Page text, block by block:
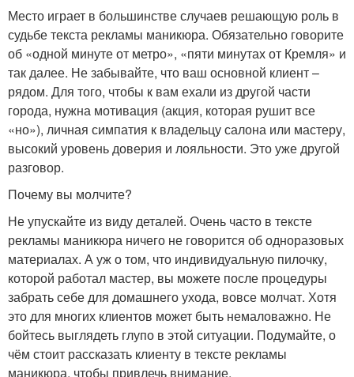
Место играет в большинстве случаев решающую роль в
судьбе текста рекламы маникюра. Обязательно говорите
об «одной минуте от метро», «пяти минутах от Кремля» и
так далее. Не забывайте, что ваш основной клиент –
рядом. Для того, чтобы к вам ехали из другой части
города, нужна мотивация (акция, которая рушит все
«но»), личная симпатия к владельцу салона или мастеру,
высокий уровень доверия и лояльности. Это уже другой
разговор.
Почему вы молчите?
Не упускайте из виду деталей. Очень часто в тексте
рекламы маникюра ничего не говорится об одноразовых
материалах. А уж о том, что индивидуальную пилочку,
которой работал мастер, вы можете после процедуры
забрать себе для домашнего ухода, вовсе молчат. Хотя
это для многих клиентов может быть немаловажно. Не
бойтесь выглядеть глупо в этой ситуации. Подумайте, о
чём стоит рассказать клиенту в тексте рекламы
маникюра, чтобы привлечь внимание.